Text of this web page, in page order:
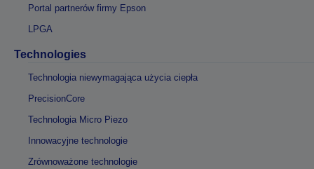
Portal partnerów firmy Epson
LPGA
Technologies
Technologia niewymagająca użycia ciepła
PrecisionCore
Technologia Micro Piezo
Innowacyjne technologie
Zrównoważone technologie